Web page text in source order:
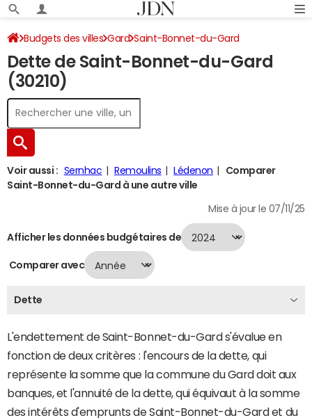
Budgets des villes Gard Saint-Bonnet-du-Gard
Dette au 31/12/2024
Dette de Saint-Bonnet-du-Gard
(30210)
Voir aussi : Sernhac Remoulins Lédenon
Comparer
Saint-Bonnet-du-Gard à une autre ville
Mise à jour le 07/11/25
Afficher les données budgétaires de
Comparer avec
Dette
L'endettement de Saint-Bonnet-du-Gard s'évalue en
fonction de deux critères : l'encours de la dette, qui
représente la somme que la commune du Gard doit aux
banques, et l'annuité de la dette, qui équivaut à la somme
des intérêts d'emprunts de Saint-Bonnet-du-Gard et du